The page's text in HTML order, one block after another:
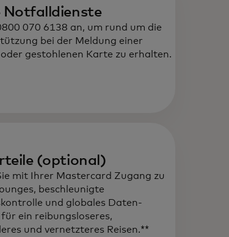
Notfalldienste
070 6138 an, um rund um die
bei der Meldung einer
gestohlenen Karte zu erhalten.
(optional)
mit Ihrer Mastercard Zugang zu
beschleunigte
und globales Daten-
für ein reibungsloseres,
und vernetzteres Reisen.**